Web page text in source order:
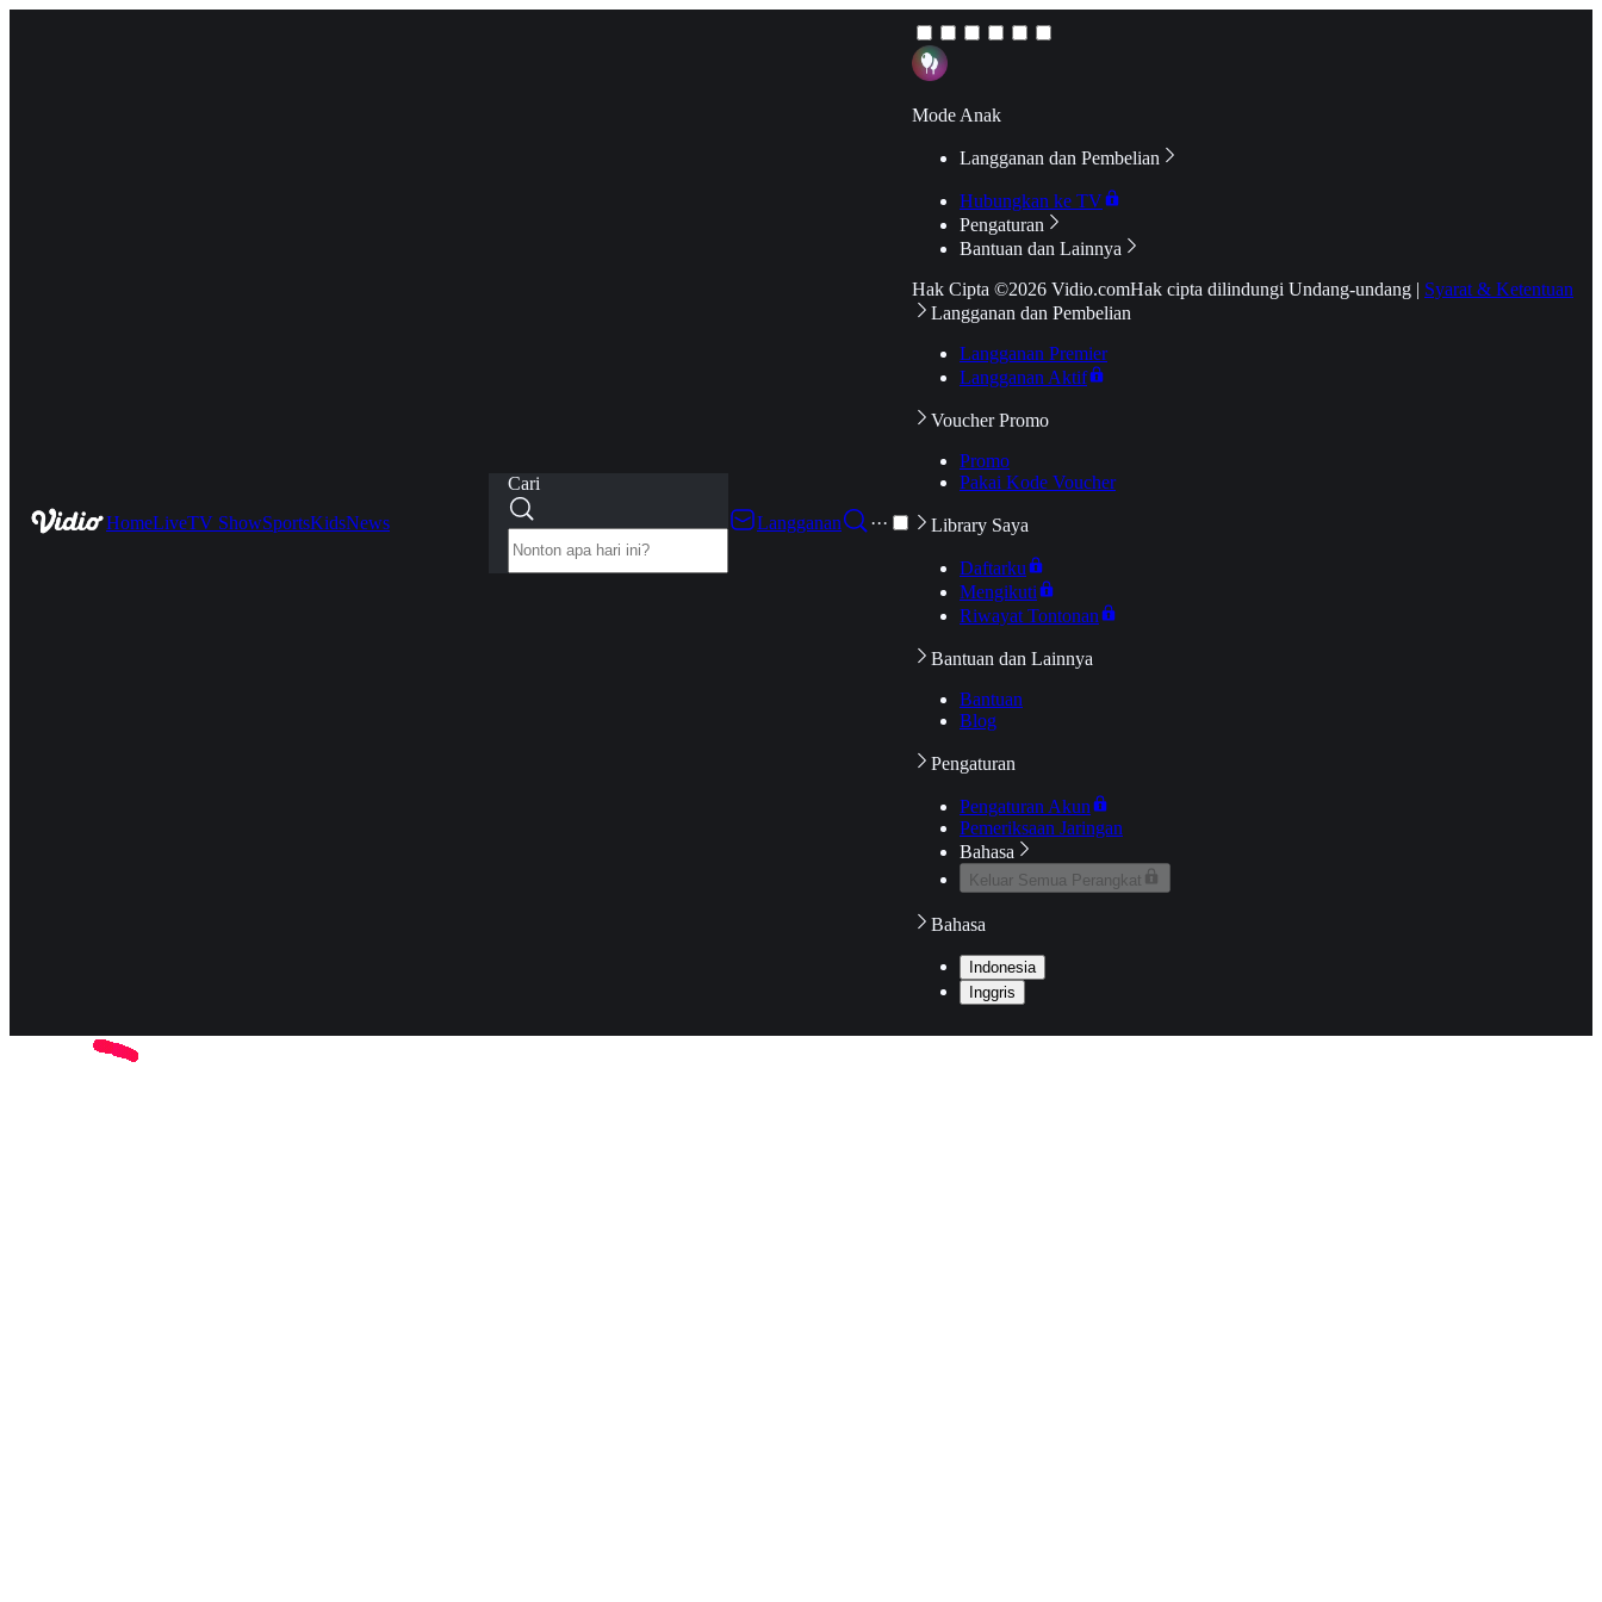
HomeLiveTV ShowSportsKidsNews
Cari
Langganan
···
Mode Anak
Langganan dan Pembelian
Hubungkan ke TV
Pengaturan
Bantuan dan Lainnya
Hak Cipta ©2026 Vidio.comHak cipta dilindungi Undang-undang | Syarat & Ketentuan
Langganan dan Pembelian
Langganan Premier
Langganan Aktif
Voucher Promo
Promo
Pakai Kode Voucher
Library Saya
Daftarku
Mengikuti
Riwayat Tontonan
Bantuan dan Lainnya
Bantuan
Blog
Pengaturan
Pengaturan Akun
Pemeriksaan Jaringan
Bahasa
Keluar Semua Perangkat
Bahasa
Indonesia
Inggris